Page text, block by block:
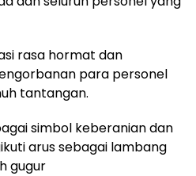
rasa hormat dan
para personel
tantangan.
simbol keberanian dan
arus sebagai lambang
gugur